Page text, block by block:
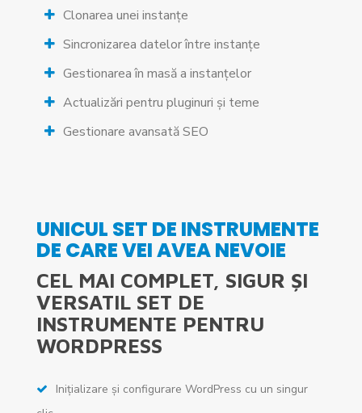
Clonarea unei instanțe
Sincronizarea datelor între instanțe
Gestionarea în masă a instanțelor
Actualizări pentru pluginuri și teme
Gestionare avansată SEO
UNICUL SET DE INSTRUMENTE
DE CARE VEI AVEA NEVOIE
CEL MAI COMPLET, SIGUR ȘI
VERSATIL SET DE
INSTRUMENTE PENTRU
WORDPRESS
Inițializare și configurare WordPress cu un singur